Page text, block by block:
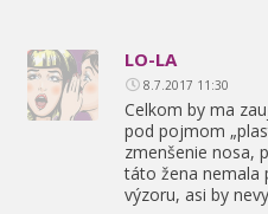
LO-LA
8.7.2017 11:30
Celkom by ma
pod pojmom
zmenšenie nosa,
táto žena nemala
výzoru, asi by